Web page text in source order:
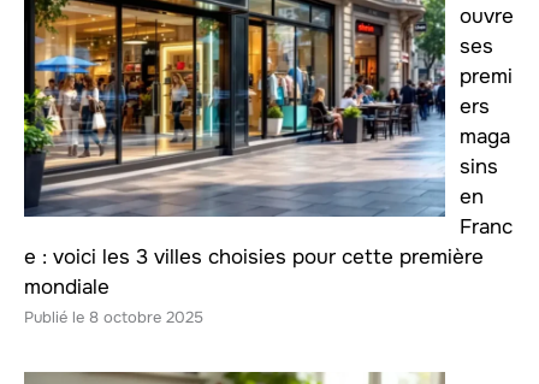
ouvre
ses
premi
ers
maga
sins
en
Franc
e : voici les 3 villes choisies pour cette première
mondiale
8 octobre 2025